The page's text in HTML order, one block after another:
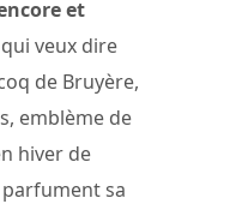
et
veux dire
de Bruyère,
emblème de
hiver de
sa